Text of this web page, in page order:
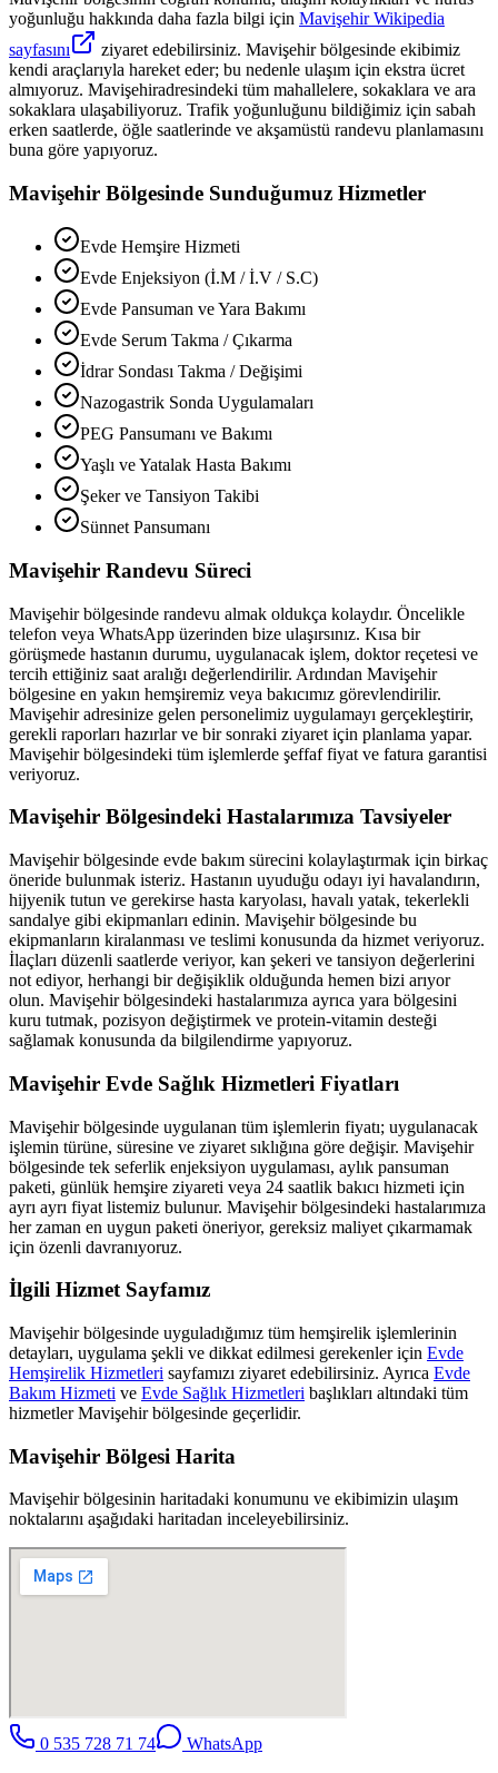
yoğunluğu hakkında daha fazla bilgi için MavişehirWikipedia
sayfasını
ziyaret edebilirsiniz. Mavişehirbölgesinde ekibimiz
kendi araçlarıyla hareket eder; bu nedenle ulaşım için ekstra ücret
almıyoruz. Mavişehiradresindeki tüm mahallelere, sokaklara ve ara
sokaklara ulaşabiliyoruz. Trafik yoğunluğunu bildiğimiz için sabah
erken saatlerde, öğle saatlerinde ve akşamüstü randevu planlamasını
buna göre yapıyoruz.
Mavişehir Bölgesinde Sunduğumuz Hizmetler
Evde Hemşire Hizmeti
Evde Enjeksiyon (İ.M / İ.V / S.C)
Evde Pansuman ve Yara Bakımı
Evde Serum Takma / Çıkarma
İdrar Sondası Takma / Değişimi
Nazogastrik Sonda Uygulamaları
PEG Pansumanı ve Bakımı
Yaşlı ve Yatalak Hasta Bakımı
Şeker ve Tansiyon Takibi
Sünnet Pansumanı
Mavişehir Randevu Süreci
Mavişehirbölgesinde randevu almak oldukça kolaydır. Öncelikle
telefon veya WhatsApp üzerinden bize ulaşırsınız. Kısa bir
görüşmede hastanın durumu, uygulanacak işlem, doktor reçetesi ve
tercih ettiğiniz saat aralığı değerlendirilir. Ardından Mavişehir
bölgesine en yakın hemşiremiz veya bakıcımız görevlendirilir.
Mavişehiradresinize gelen personelimiz uygulamayı gerçekleştirir,
gerekli raporları hazırlar ve bir sonraki ziyaret için planlama yapar.
Mavişehirbölgesindeki tüm işlemlerde şeffaf fiyat ve fatura garantisi
veriyoruz.
Mavişehir Bölgesindeki Hastalarımıza Tavsiyeler
Mavişehirbölgesinde evde bakım sürecini kolaylaştırmak için birkaç
öneride bulunmak isteriz. Hastanın uyuduğu odayı iyi havalandırın,
hijyenik tutun ve gerekirse hasta karyolası, havalı yatak, tekerlekli
sandalye gibi ekipmanları edinin. Mavişehirbölgesinde bu
ekipmanların kiralanması ve teslimi konusunda da hizmet veriyoruz.
İlaçları düzenli saatlerde veriyor, kan şekeri ve tansiyon değerlerini
not ediyor, herhangi bir değişiklik olduğunda hemen bizi arıyor
olun. Mavişehirbölgesindeki hastalarımıza ayrıca yara bölgesini
kuru tutmak, pozisyon değiştirmek ve protein-vitamin desteği
sağlamak konusunda da bilgilendirme yapıyoruz.
Mavişehir Evde Sağlık Hizmetleri Fiyatları
Mavişehirbölgesinde uygulanan tüm işlemlerin fiyatı; uygulanacak
işlemin türüne, süresine ve ziyaret sıklığına göre değişir. Mavişehir
bölgesinde tek seferlik enjeksiyon uygulaması, aylık pansuman
paketi, günlük hemşire ziyareti veya 24 saatlik bakıcı hizmeti için
ayrı ayrı fiyat listemiz bulunur. Mavişehirbölgesindeki hastalarımıza
her zaman en uygun paketi öneriyor, gereksiz maliyet çıkarmamak
için özenli davranıyoruz.
İlgili Hizmet Sayfamız
Mavişehirbölgesinde uyguladığımız tüm hemşirelik işlemlerinin
detayları, uygulama şekli ve dikkat edilmesi gerekenler için Evde
Hemşirelik Hizmetleri sayfamızı ziyaret edebilirsiniz. Ayrıca Evde
Bakım Hizmeti ve Evde Sağlık Hizmetleri başlıkları altındaki tüm
hizmetlerMavişehirbölgesinde geçerlidir.
Mavişehir Bölgesi Harita
Mavişehirbölgesinin haritadaki konumunu ve ekibimizin ulaşım
noktalarını aşağıdaki haritadan inceleyebilirsiniz.
0 535 728 71 74 WhatsApp